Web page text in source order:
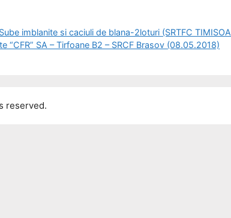
imblanite si caciuli de blana-2loturi (SRTFC
“CFR” SA – Tirfoane B2 – SRCF Brasov (08.05.2018)
reserved.